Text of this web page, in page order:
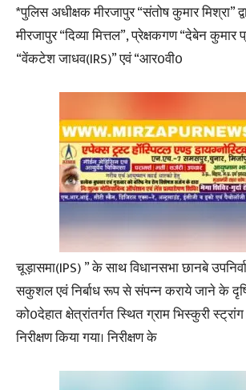
*पुलिस अधीक्षक मीरजापुर “संतोष कुमार मिश्रा”
मीरजापुर “दिव्या मित्तल”, प्रेक्षकगण “देबेन कुमार
“वेंकटेश जाधव(IRS)” एवं “आर0वी0
चूड़ासमा(IPS) ” के साथ विधानसभा छानबे
सकुशल एवं निर्बाध रूप से संपन्न कराये जाने के
को0देहात क्षेत्रांतर्गत स्थित ग्राम भिस्कुरी
निरीक्षण किया गया। निरीक्षण के